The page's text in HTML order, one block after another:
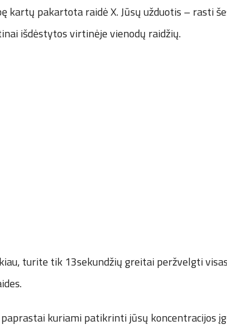
kartų pakartota raidė X. Jūsų užduotis – rasti
išdėstytos virtinėje vienodų raidžių.
turite tik 13sekundžių greitai peržvelgti
kuriami patikrinti jūsų koncentracijos